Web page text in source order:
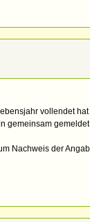
vollendet hat
gemeinsam
Nachweis der